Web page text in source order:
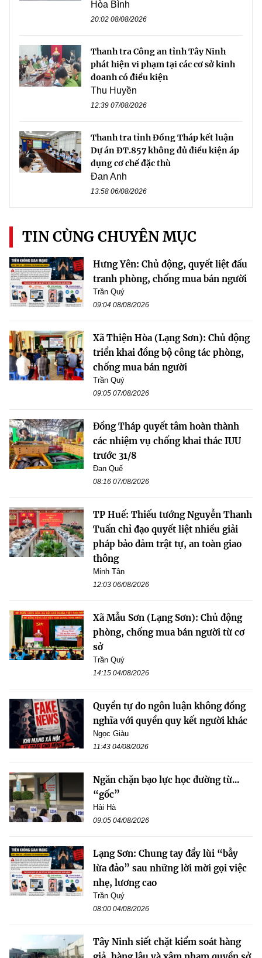
Hòa Bình
20:02 08/08/2026
Thanh tra Công an tỉnh Tây Ninh
phát hiện vi phạm tại các cơ sở kinh
doanh có điều kiện
Thu Huyền
12:39 07/08/2026
Thanh tra tỉnh Đồng Tháp kết luận
Dự án ĐT.857 không đủ điều kiện áp
dụng cơ chế đặc thù
Đan Anh
13:58 06/08/2026
TIN CÙNG CHUYÊN MỤC
Hưng Yên: Chủ động, quyết liệt đấu
tranh phòng, chống mua bán người
Trần Quý
09:04 08/08/2026
Xã Thiện Hòa (Lạng Sơn): Chủ động
triển khai đồng bộ công tác phòng,
chống mua bán người
Trần Quý
09:05 07/08/2026
Đồng Tháp quyết tâm hoàn thành
các nhiệm vụ chống khai thác IUU
trước 31/8
Đan Quế
08:16 07/08/2026
TP Huế: Thiếu tướng Nguyễn Thanh
Tuấn chỉ đạo quyết liệt nhiều giải
pháp bảo đảm trật tự, an toàn giao
thông
Minh Tân
12:03 06/08/2026
Xã Mẫu Sơn (Lạng Sơn): Chủ động
phòng, chống mua bán người từ cơ
sở
Trần Quý
14:15 04/08/2026
Quyền tự do ngôn luận không đồng
nghĩa với quyền quy kết người khác
Ngọc Giàu
11:43 04/08/2026
Ngăn chặn bạo lực học đường từ...
“gốc”
Hải Hà
09:05 04/08/2026
Lạng Sơn: Chung tay đẩy lùi “bẫy
lừa đảo” sau những lời mời gọi việc
nhẹ, lương cao
Trần Quý
08:00 04/08/2026
Tây Ninh siết chặt kiểm soát hàng